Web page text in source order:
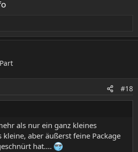
#18
als nur ein ganz kleines
kleine, aber äußerst feine Package
hat....